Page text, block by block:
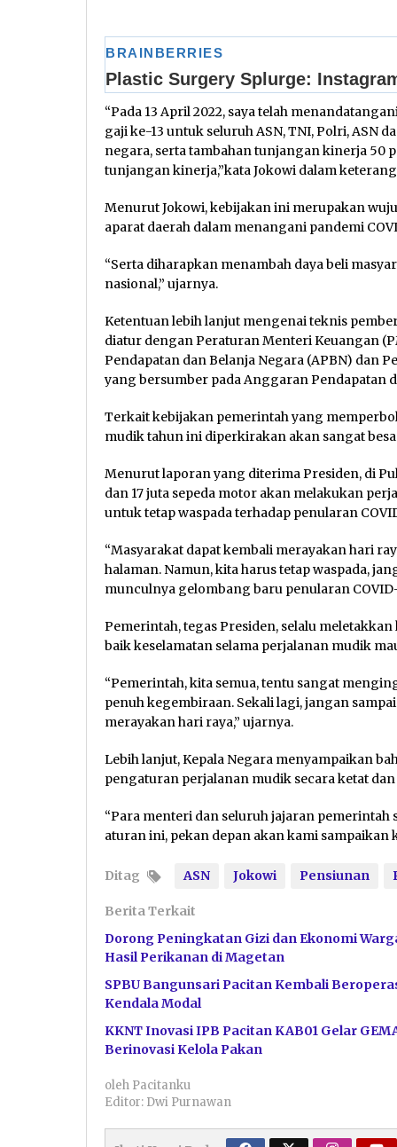
“Pada 13 April 2022, saya telah
gaji ke-13 untuk seluruh ASN, TNI, Polri, ASN
negara, serta tambahan tunjangan kinerja 50
tunjangan kinerja,”kata Jokowi dalam
Menurut Jokowi, kebijakan ini merupakan
aparat daerah dalam menangani pandemi
“Serta diharapkan menambah daya beli
nasional,” ujarnya.
Ketentuan lebih lanjut mengenai teknis
diatur dengan Peraturan Menteri Keuangan
Pendapatan dan Belanja Negara (APBN) dan
yang bersumber pada Anggaran Pendapatan
Terkait kebijakan pemerintah yang
mudik tahun ini diperkirakan akan sangat
Menurut laporan yang diterima Presiden, di
dan 17 juta sepeda motor akan melakukan
untuk tetap waspada terhadap penularan
“Masyarakat dapat kembali merayakan hari
halaman. Namun, kita harus tetap waspada,
munculnya gelombang baru penularan COVID-
Pemerintah, tegas Presiden, selalu
baik keselamatan selama perjalanan mudik
“Pemerintah, kita semua, tentu sangat
penuh kegembiraan. Sekali lagi, jangan
merayakan hari raya,” ujarnya.
Lebih lanjut, Kepala Negara menyampaikan
pengaturan perjalanan mudik secara ketat
“Para menteri dan seluruh jajaran
aturan ini, pekan depan akan kami sampaikan
Ditag ASN Jokowi Pensiunan
Berita Terkait
Dorong Peningkatan Gizi dan Ekonomi
Hasil Perikanan di Magetan
SPBU Bangunsari Pacitan Kembali
Kendala Modal
KKNT Inovasi IPB Pacitan KAB01 Gelar
Berinovasi Kelola Pakan
oleh Pacitanku
Editor: Dwi Purnawan